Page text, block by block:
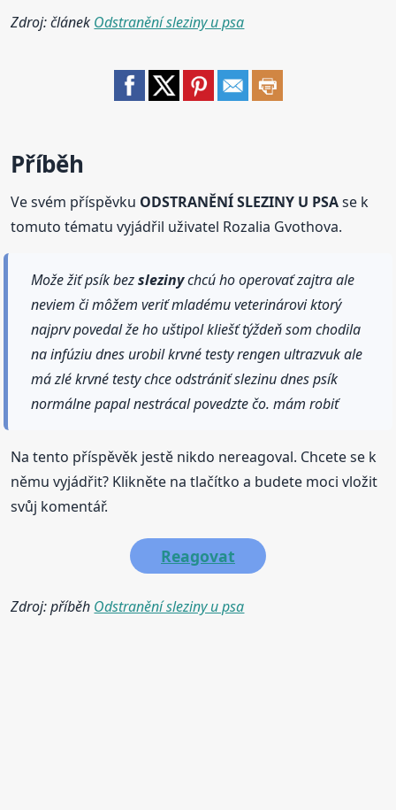
Zdroj: článek Odstranění sleziny u psa
Příběh
Ve svém příspěvku ODSTRANĚNÍ SLEZINY U PSAse k
tomuto tématu vyjádřil uživatel Rozalia Gvothova.
Može žiť psík bezslezinychcú ho operovať zajtra ale
neviem či môžem veriť mladému veterinárovi ktorý
najprv povedal že ho uštipol kliešť týždeň som chodila
na infúziu dnes urobil krvné testy rengen ultrazvuk ale
má zlé krvné testy chce odstrániť slezinu dnes psík
normálne papal nestrácal povedzte čo. mám robiť
Na tento příspěvěk jestě nikdo nereagoval. Chcete se k
němu vyjádřit? Klikněte na tlačítko a budete moci vložit
svůj komentář.
Reagovat
Zdroj: příběh Odstranění sleziny u psa